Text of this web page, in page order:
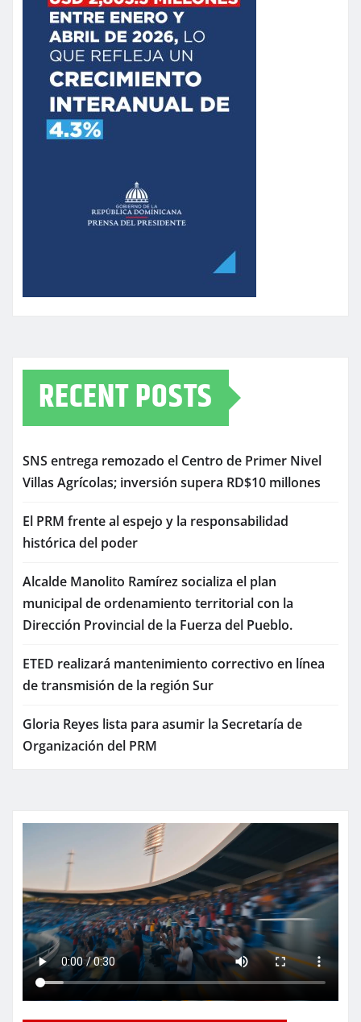
RECENT POSTS
SNS entrega remozado el Centro de Primer Nivel
Villas Agrícolas; inversión supera RD$10 millones
El PRM frente al espejo y la responsabilidad
histórica del poder
Alcalde Manolito Ramírez socializa el plan
municipal de ordenamiento territorial con la
Dirección Provincial de la Fuerza del Pueblo.
ETED realizará mantenimiento correctivo en línea
de transmisión de la región Sur
Gloria Reyes lista para asumir la Secretaría de
Organización del PRM